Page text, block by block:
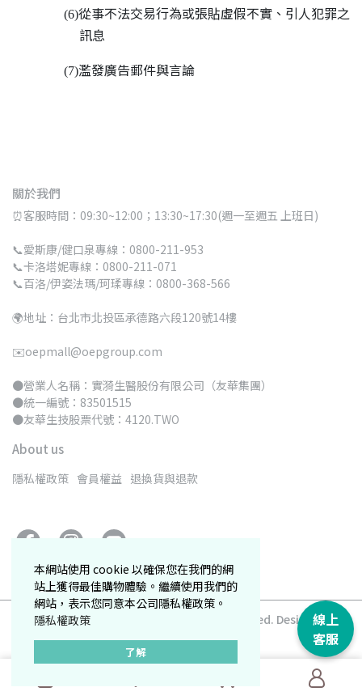
本網站使用 cookie 以確保您在我們的網
站上獲得最佳購物體驗。繼續使用我們的
網站，表示您同意本公司隱私權政策。
隱私權政策
了解
線上
客服
(6)從事不法交易行為或張貼虛假不實、引人犯罪之
訊息
(7)濫發廣告郵件與言論
關於我們
⏰客服時間：09:30~12:00；13:30~17:30(週一至週五 上班日)
📞愛斯康/健口泉專線：0800-211-953
📞卡洛塔妮專線：0800-211-071
📞百洛/伊姿法瑪/珂瑈專線：0800-368-566
🌍地址：台北市北投區承德路六段120號14樓
✉️oepmall@oepgroup.com
●營業人名稱：實漪生醫股份有限公司（友華集團）
●統一編號：83501515
●友華生技股票代號：4120.TWO
About us
隱私權政策 會員權益 退換貨與退款
Copyright ©卡洛塔妮購物網 All Rights Reserved. Designed by
CYBERBIZ.